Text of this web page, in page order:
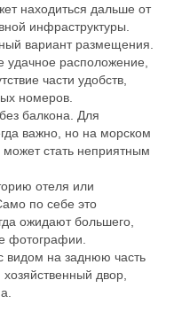
находиться дальше от
инфраструктуры.
вариант размещения.
удачное расположение,
части удобств,
номеров.
балкона. Для
важно, но на морском
может стать неприятным
отеля или
по себе это
ожидают большего,
фотографии.
на заднюю часть
двор,